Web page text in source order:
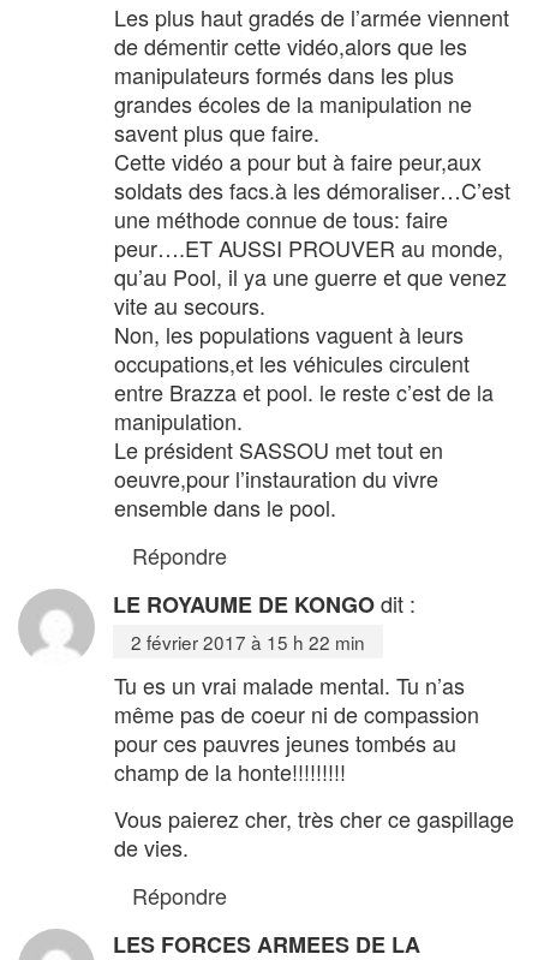
Les plus haut gradés de l’armée viennent
de démentir cette vidéo,alors que les
manipulateurs formés dans les plus
grandes écoles de la manipulation ne
savent plus que faire.
Cette vidéo a pour but à faire peur,aux
soldats des facs.à les démoraliser…C’est
une méthode connue de tous: faire
peur….ET AUSSI PROUVER au monde,
qu’au Pool, il ya une guerre et que venez
vite au secours.
Non, les populations vaguent à leurs
occupations,et les véhicules circulent
entre Brazza et pool. le reste c’est de la
manipulation.
Le président SASSOU met tout en
oeuvre,pour l’instauration du vivre
ensemble dans le pool.
Répondre
LE ROYAUME DE KONGOdit :
2 février 2017 à 15 h 22 min
Tu es un vrai malade mental. Tu n’as
même pas de coeur ni de compassion
pour ces pauvres jeunes tombés au
champ de la honte!!!!!!!!!
Vous paierez cher, très cher ce gaspillage
de vies.
Répondre
LES FORCES ARMEES DE LA